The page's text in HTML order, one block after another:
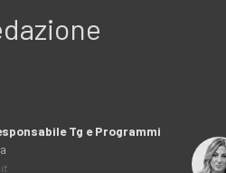
Tg e Programmi